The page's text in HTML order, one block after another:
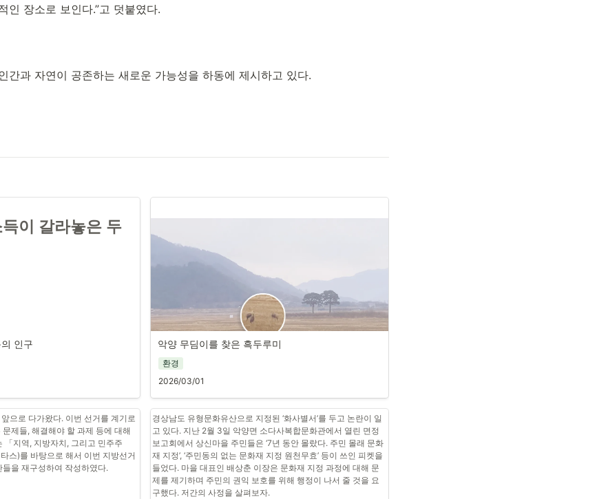
인 장소로 보인다.”고 덧붙였다.
간과 자연이 공존하는 새로운 가능성을 하동에 제시하고 있다.
이 갈라놓은 두
인구
악양 무딤이들을 찾은 흑두루미 가족의 모습. 일본에서
러시아로 이동 중인 흑두루미 가족으로 알려졌다. (사진
제공: 김인철)
섬진강에 흑두루미가 날아왔다. 새전문가로 활동하는 김인철 박
사는 지난 2월 10일 악양 무딤이들에서 먹이 활동을 하던 흑두루
미 3마리를 확인했다고 전했다. 섬진강 하구에서 약 30㎞ 올라온
내륙 지역에서 흑두루미가 관찰되는 일은 매우 드물다. 전문가들
악양 무딤이를 찾은 흑두루미
환경
2026/03/01
으로 다가왔다. 이번 선거를 계기로
제들, 해결해야 할 과제 등에 대해
「지역, 지방자치, 그리고 민주주
스)를 바탕으로 해서 이번 지방선거
을 재구성하여 작성하였다.
경상남도 유형문화유산으로 지정된 ‘화사별서’를 두고 논란이 일
고 있다. 지난 2월 3일 악양면 소다사복합문화관에서 열린 면정
보고회에서 상신마을 주민들은 ‘7년 동안 몰랐다. 주민 몰래 문화
재 지정’, ‘주민동의 없는 문화재 지정 원천무효’ 등이 쓰인 피켓을
들었다. 마을 대표인 배상춘 이장은 문화재 지정 과정에 대해 문
제를 제기하며 주민의 권익 보호를 위해 행정이 나서 줄 것을 요
구했다. 저간의 사정을 살펴보자.